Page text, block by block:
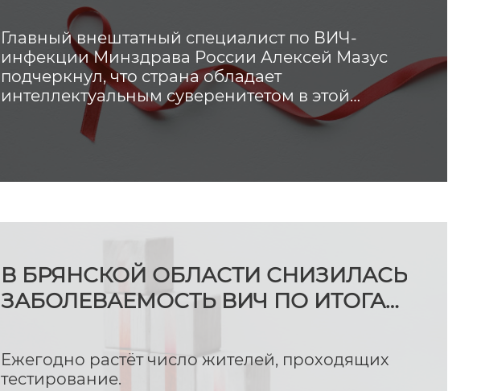
Главный внештатный специалист по ВИЧ-
инфекции Минздрава России Алексей Мазус
подчеркнул, что страна обладает
интеллектуальным суверенитетом в этой
В БРЯНСКОЙ ОБЛАСТИ СНИЗИЛАСЬ
ЗАБОЛЕВАЕМОСТЬ ВИЧ ПО ИТОГАМ
Ежегодно растёт число жителей, проходящих
тестирование.